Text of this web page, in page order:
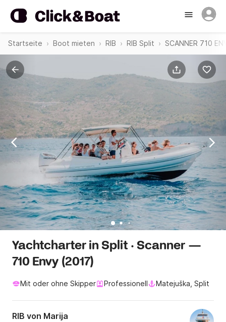
Startseite Boot mieten RIB RIB Split SCANNER 710
Yachtcharter in Split · Scanner —
710 Envy (2017)
Mit oder ohne Skipper Professionell Matejuška, Split
RIB von Marija